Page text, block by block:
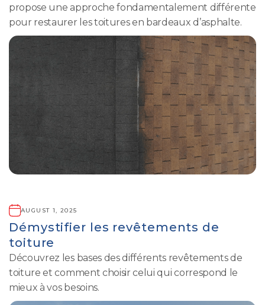
propose une approche fondamentalement différente
pour restaurer les toitures en bardeaux d’asphalte.
AUGUST 1, 2025
Démystifier les revêtements de
toiture
Découvrez les bases des différents revêtements de
toiture et comment choisir celui qui correspond le
mieux à vos besoins.